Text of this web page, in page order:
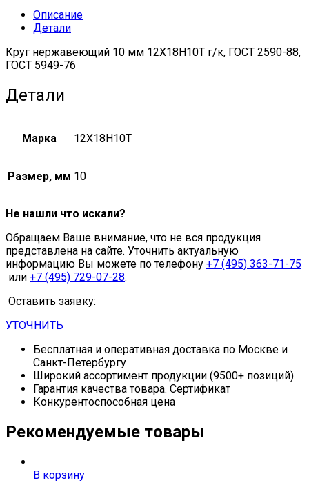
ГОСТ
5949-
75
quantity
Описание
Детали
Круг нержавеющий 10 мм 12Х18Н10Т г/к, ГОСТ 2590-88,
ГОСТ 5949-76
Детали
Марка 12Х18Н10Т
Размер, мм 10
Не нашли что искали?
Обращаем Ваше внимание, что не вся продукция
представлена на сайте. Уточнить актуальную
информацию Вы можете по телефону +7 (495) 363-71-75
или +7 (495) 729-07-28.
Оставить заявку:
УТОЧНИТЬ
Бесплатная и оперативная доставка по Москве и
Санкт-Петербургу
Широкий ассортимент продукции (9500+ позиций)
Гарантия качества товара. Сертификат
Конкурентоспособная цена
Рекомендуемые товары
В корзину